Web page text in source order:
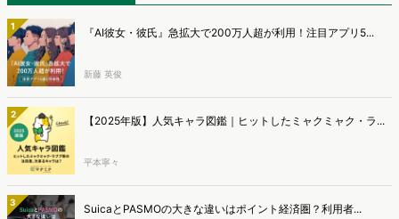
1 『AI彼女・彼氏』急拡大で200万人超が利用！注目アプリ5...
新藤 英俊
2 【2025年版】人気キャラ図鑑｜ヒットしたミャクミャク・ラ...
平本寧々
3 SuicaとPASMOの大きな違いはポイント経済圏？利用者...